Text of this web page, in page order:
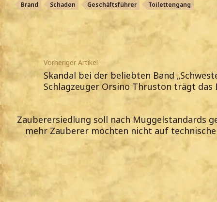
Brand Schaden Geschäftsführer Toilettengang
Vorheriger Artikel
Skandal bei der beliebten Band
Schlagzeuger Orsino Thruston trägt das
Zauberersiedlung soll nach Muggelstandards
mehr Zauberer möchten nicht auf